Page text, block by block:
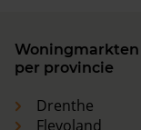
Woningmarkten
per provincie
Drenthe
Flevoland